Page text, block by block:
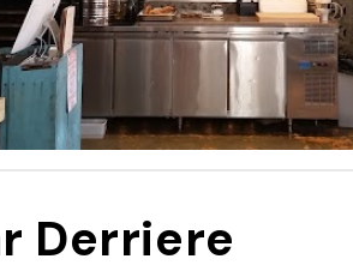
Derriere